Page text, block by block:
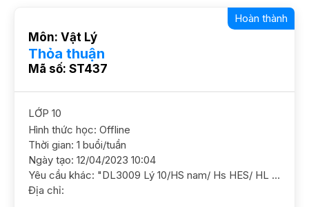
Môn: Vật Lý
Thỏa thuận
Mã số: ST437
Hoàn thành
LỚP 10
Hình thức học: Offline
Thời gian: 1 buổi/tuần
Ngày tạo: 12/04/2023 10:04
Yêu cầu khác: "DL3009 Lý 10/HS nam/ Hs HES/ HL TBK Cần nắm chắc kiến thức cơ bản và ôn luyện thêm Mục tiêu định hướng khối a1 YC GS nam nữ ok DC Nguyễn Huy Tưởng , Thanh Xuân "
Địa chỉ: